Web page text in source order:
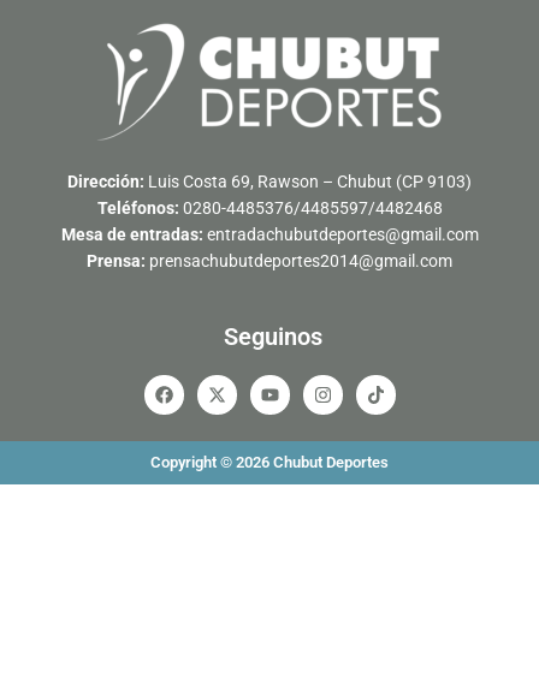
Dirección: Luis Costa 69, Rawson – Chubut (CP 9103)
Teléfonos: 0280-4485376/4485597/4482468
Mesa de entradas: entradachubutdeportes@gmail.com
Prensa: prensachubutdeportes2014@gmail.com
Seguinos
F
a
c
e
b
o
X
-
t
w
i
t
Y
o
u
t
u
b
I
n
s
t
a
g
T
i
k
t
o
k
Copyright © 2026 Chubut Deportes